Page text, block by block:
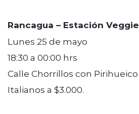
Rancagua – Estación Veggie
Lunes 25 de mayo
18:30 a 00:00 hrs
Calle Chorrillos con Pirihueico
Italianos a $3.000.